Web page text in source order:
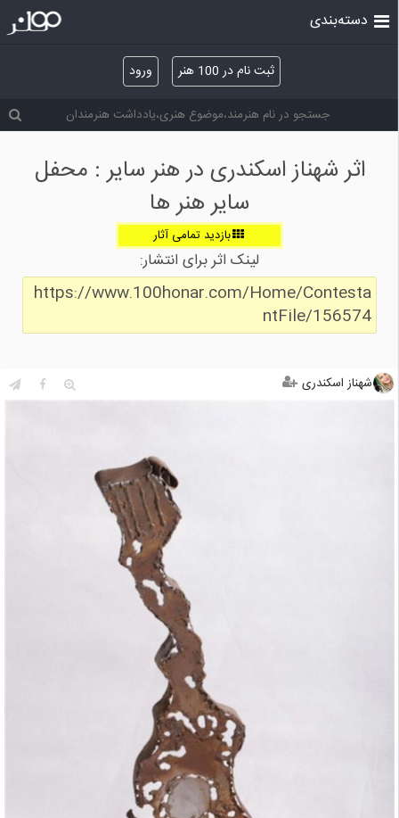
ثبت نام در 100 هنر ورود
دسته‌بندی
اثر شهناز اسکندری در هنر سایر : محفل
سایر هنر ها
بازدید تمامی آثار
لینک اثر برای انتشار:
https://www.100honar.com/Home/Contesta
ntFile/156574
شهناز اسکندری